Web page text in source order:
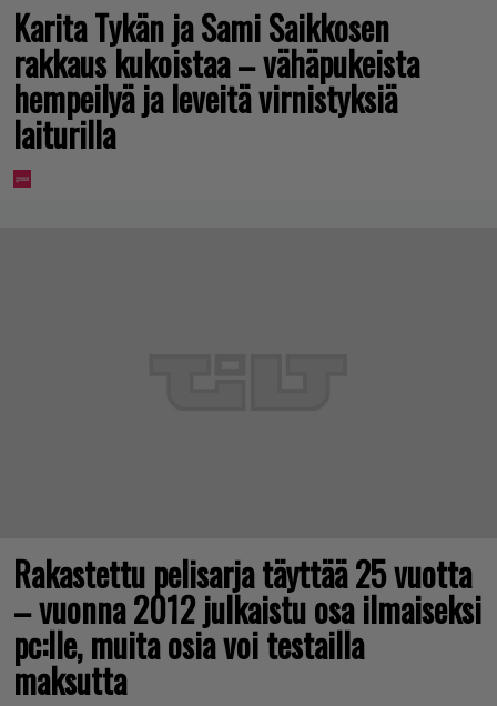
Karita Tykän ja Sami Saikkosen
rakkaus kukoistaa – vähäpukeista
hempeilyä ja leveitä virnistyksiä
laiturilla
Rakastettu pelisarja täyttää 25 vuotta
– vuonna 2012 julkaistu osa ilmaiseksi
pc:lle, muita osia voi testailla
maksutta